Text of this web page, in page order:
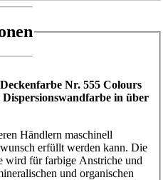
Nr. 555 Colours
in über
Händlern maschinell
erfüllt werden kann. Die
wird für farbige Anstriche und
und organischen